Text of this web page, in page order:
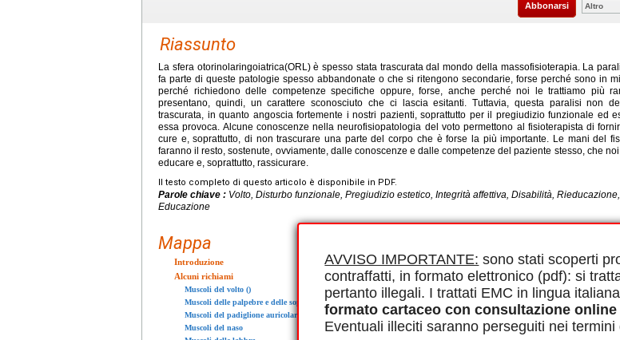
AVVISO IMPORTANTE: sono stati scoperti
contraffatti, in formato elettronico (pdf): si
pertanto illegali. I trattati EMC in lingua
formato cartaceo con consultazione
Eventuali illeciti saranno perseguiti nei termini
Abbonarsi
Altro
Riassunto
La sfera otorinolaringoiatrica(ORL) è spesso stata trascurata dal mondo della massofisioterapia. La
fa parte di queste patologie spesso abbandonate o che si ritengono secondarie, forse perché sono in
perché richiedono delle competenze specifiche oppure, forse, anche perché noi le trattiamo più
presentano, quindi, un carattere sconosciuto che ci lascia esitanti. Tuttavia, questa paralisi non
trascurata, in quanto angoscia fortemente i nostri pazienti, soprattutto per il pregiudizio funzionale ed
essa provoca. Alcune conoscenze nella neurofisiopatologia del voto permettono al fisioterapista di
cure e, soprattutto, di non trascurare una parte del corpo che è forse la più importante. Le mani del
faranno il resto, sostenute, ovviamente, dalle conoscenze e dalle competenze del paziente stesso, che
educare e, soprattutto, rassicurare.
Il testo completo di questo articolo è disponibile in PDF.
Parole chiave : Volto, Disturbo funzionale, Pregiudizio estetico, Integrità affettiva, Disabilità, Rieducazione,
Educazione
Mappa
Introduzione
Alcuni richiami
Muscoli del volto ()
Muscoli delle palpebre e delle sopracciglia
Muscoli del padiglione auricolare
Muscoli del naso